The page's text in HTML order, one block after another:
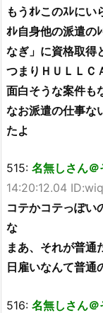
もうｵﾚこのｽﾚに
ｵﾚ自身他の派遣の
なぎ」に資格取得
つまりＨＵＬＬ
面白そうな案件も
なお派遣の仕事な
たよ
515: 名無しさん＠
14:20:12.04
コテかコテっぽい
な
まあ、それが普通
日雇いなんて普通
516: 名無しさん＠